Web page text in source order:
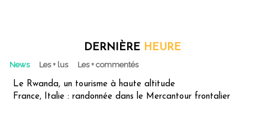
DERNIÈRE HEURE
News Les + lus Les + commentés
Le Rwanda, un tourisme à haute altitude
France, Italie : randonnée dans le Mercantour frontalier